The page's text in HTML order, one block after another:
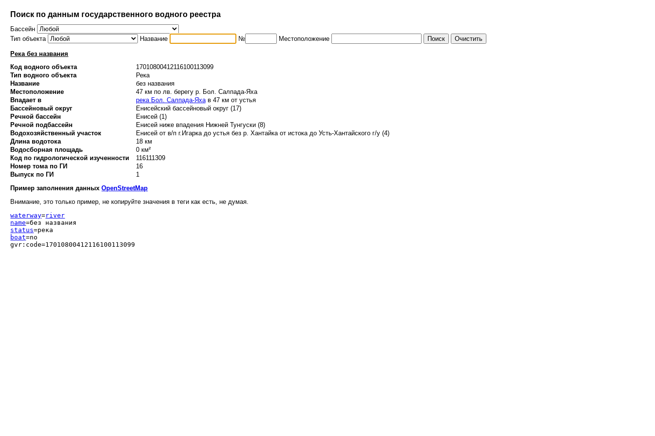
Поиск по данным государственного водного реестра
Бассейн
Тип объекта
Название № Местоположение
Река без названия
Код водного объекта
17010800412116100113099
Тип водного объекта
Река
Название
без названия
Местоположение
47 км по лв. берегу р. Бол. Салпада-Яха
Впадает в
река Бол. Салпада-Яхав 47 км от устья
Бассейновый округ
Енисейский бассейновый округ (17)
Речной бассейн
Енисей (1)
Речной подбассейн
Енисей ниже впадения Нижней Тунгуски (8)
Водохозяйственный участок
Енисей от в/п г.Игарка до устья без р. Хантайка от истока до Усть-Хантайского г/у (4)
Длина водотока
18 км
Водосборная площадь
0 км²
Код по гидрологической изученности
116111309
Номер тома по ГИ
16
Выпуск по ГИ
1
Пример заполнения данныхOpenStreetMap
Внимание, это только пример, не копируйте значения в теги как есть, не думая.
waterway=river
name=без названия
status=река
boat=no
gvr:code=17010800412116100113099